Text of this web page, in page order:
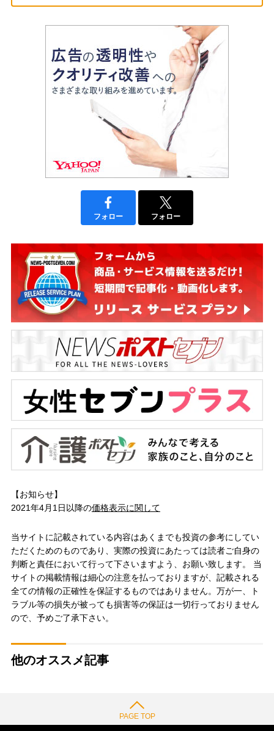
フォロー フォロー
【お知らせ】
2021年4月1日以降の価格表示に関して
当サイトに記載されている内容はあくまでも投資の参考にしてい
ただくためのものであり、実際の投資にあたっては読者ご自身の
判断と責任において行って下さいますよう、お願い致します。 当
サイトの掲載情報は細心の注意を払っておりますが、記載される
全ての情報の正確性を保証するものではありません。万が一、ト
ラブル等の損失が被っても損害等の保証は一切行っておりません
ので、予めご了承下さい。
他のオススメ記事
PAGE TOP